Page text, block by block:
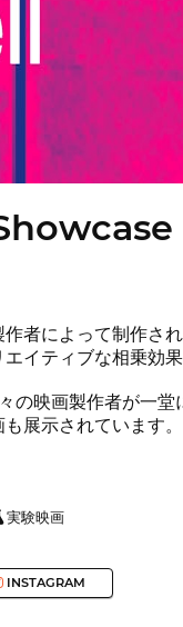
者によって制作さ
イティブな相乗効
映画製作者が一
展示されています。
実験映画
INSTAGRAM